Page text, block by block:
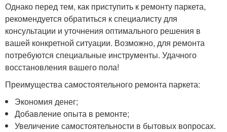
Однако перед тем, как приступить к ремонту паркета,
рекомендуется обратиться к специалисту для
консультации и уточнения оптимального решения в
вашей конкретной ситуации. Возможно, для ремонта
потребуются специальные инструменты. Удачного
восстановления вашего пола!
Преимущества самостоятельного ремонта паркета:
Экономия денег;
Добавление опыта в ремонте;
Увеличение самостоятельности в бытовых вопросах.